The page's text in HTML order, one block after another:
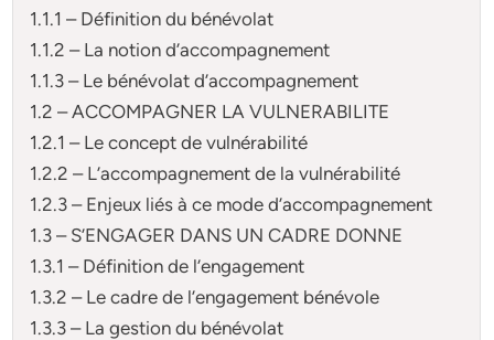
1.1.1 – Définition du bénévolat
1.1.2 – La notion d’accompagnement
1.1.3 – Le bénévolat d’accompagnement
1.2 – ACCOMPAGNER LA VULNERABILITE
1.2.1 – Le concept de vulnérabilité
1.2.2 – L’accompagnement de la vulnérabilité
1.2.3 – Enjeux liés à ce mode d’accompagnement
1.3 – S’ENGAGER DANS UN CADRE DONNE
1.3.1 – Définition de l’engagement
1.3.2 – Le cadre de l’engagement bénévole
1.3.3 – La gestion du bénévolat